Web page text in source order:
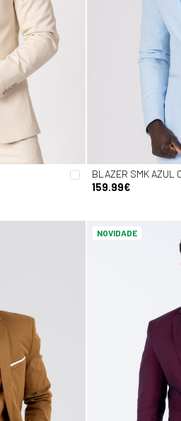
BLAZER SMK AZUL
159.99€
NOVIDADE